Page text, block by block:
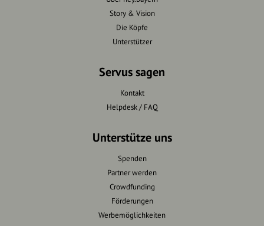
Story & Vision
Die Köpfe
Unterstützer
Servus sagen
Kontakt
Helpdesk / FAQ
Unterstütze uns
Spenden
Partner werden
Crowdfunding
Förderungen
Werbemöglichkeiten